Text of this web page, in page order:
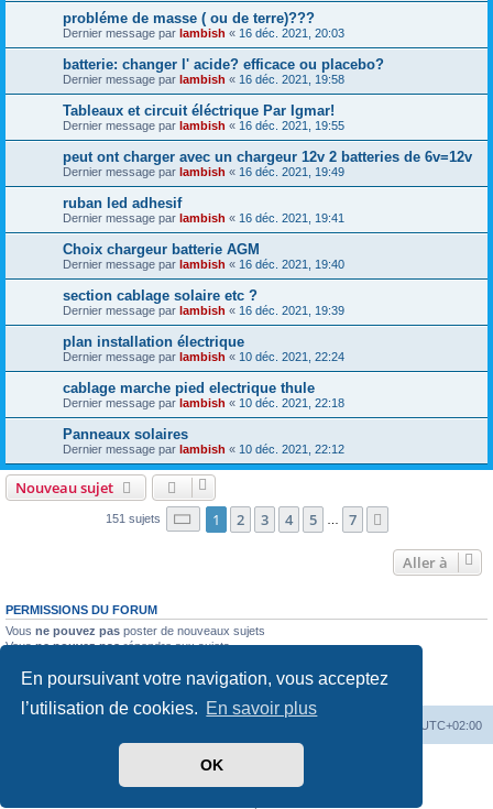
En poursuivant votre navigation, vous acceptez
l’utilisation de cookies. En savoir plus
OK
probléme de masse ( ou de terre)???
Dernier message par lambish « 16 déc. 2021, 20:03
batterie: changer l' acide? efficace ou placebo?
Dernier message par lambish « 16 déc. 2021, 19:58
Tableaux et circuit éléctrique Par Igmar!
Dernier message par lambish « 16 déc. 2021, 19:55
peut ont charger avec un chargeur 12v 2 batteries de 6v=12v
Dernier message par lambish « 16 déc. 2021, 19:49
ruban led adhesif
Dernier message par lambish « 16 déc. 2021, 19:41
Choix chargeur batterie AGM
Dernier message par lambish « 16 déc. 2021, 19:40
section cablage solaire etc ?
Dernier message par lambish « 16 déc. 2021, 19:39
plan installation électrique
Dernier message par lambish « 10 déc. 2021, 22:24
cablage marche pied electrique thule
Dernier message par lambish « 10 déc. 2021, 22:18
Panneaux solaires
Dernier message par lambish « 10 déc. 2021, 22:12
Nouveau sujet
151 sujets Page 1sur7
1 2 3 4 5 7
Aller à
PERMISSIONS DU FORUM
Vous ne pouvez pas poster de nouveaux sujets
Vousne pouvez pasrépondre aux sujets
Vousne pouvez passupprimer vos messages
ne pouvez pas joindre des fichiers
UTC+02:00
phpBB ® Forum Software © phpBB Limited
Traduit parphpBB-fr.com